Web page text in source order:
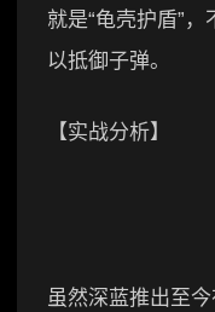
就是“龟壳护盾”
以抵御子弹。
【实战分析】
虽然深蓝推出至